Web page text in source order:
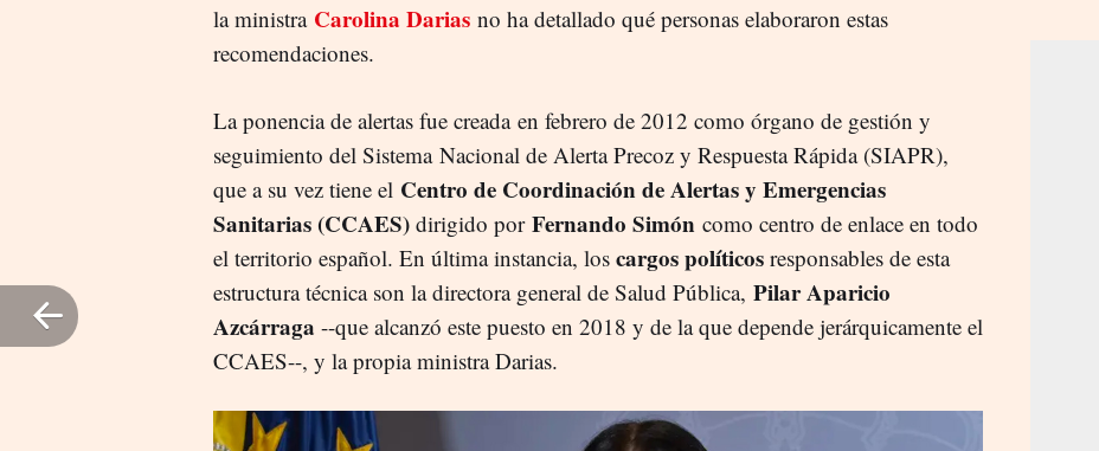
la ministra Carolina Darias no ha detallado qué personas elaboraron estas
recomendaciones.
La ponencia de alertas fue creada en febrero de 2012 como órgano de gestión y
seguimiento del Sistema Nacional de Alerta Precoz y Respuesta Rápida (SIAPR),
que a su vez tiene el Centro de Coordinación de Alertas y Emergencias
Sanitarias (CCAES) dirigido por Fernando Simón como centro de enlace en todo
el territorio español. En última instancia, los cargospolíticos responsables de esta
estructura técnica son la directora general de Salud Pública, Pilar Aparicio
Azcárraga --que alcanzó este puesto en 2018 y de la que depende jerárquicamente el
CCAES--, y la propia ministra Darias.